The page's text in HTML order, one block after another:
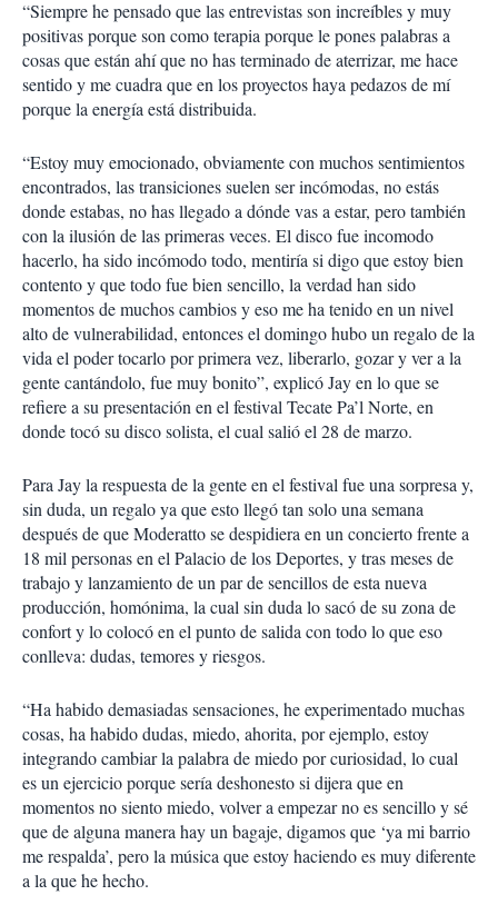
“Siempre he pensado que las entrevistas son increíbles y muy
positivas porque son como terapia porque le pones palabras a
cosas que están ahí que no has terminado de aterrizar, me hace
sentido y me cuadra que en los proyectos haya pedazos de mí
porque la energía está distribuida.
“Estoy muy emocionado, obviamente con muchos sentimientos
encontrados, las transiciones suelen ser incómodas, no estás
donde estabas, no has llegado a dónde vas a estar, pero también
con la ilusión de las primeras veces. El disco fue incomodo
hacerlo, ha sido incómodo todo, mentiría si digo que estoy bien
contento y que todo fue bien sencillo, la verdad han sido
momentos de muchos cambios y eso me ha tenido en un nivel
alto de vulnerabilidad, entonces el domingo hubo un regalo de la
vida el poder tocarlo por primera vez, liberarlo, gozar y ver a la
gente cantándolo, fue muy bonito”, explicó Jay en lo que se
refiere a su presentación en el festival Tecate Pa’l Norte, en
donde tocó su disco solista, el cual salió el 28 de marzo.
Para Jay la respuesta de la gente en el festival fue una sorpresa y,
sin duda, un regalo ya que esto llegó tan solo una semana
después de que Moderatto se despidiera en un concierto frente a
18 mil personas en el Palacio de los Deportes, y tras meses de
trabajo y lanzamiento de un par de sencillos de esta nueva
producción, homónima, la cual sin duda lo sacó de su zona de
confort y lo colocó en el punto de salida con todo lo que eso
conlleva: dudas, temores y riesgos.
“Ha habido demasiadas sensaciones, he experimentado muchas
cosas, ha habido dudas, miedo, ahorita, por ejemplo, estoy
integrando cambiar la palabra de miedo por curiosidad, lo cual
es un ejercicio porque sería deshonesto si dijera que en
momentos no siento miedo, volver a empezar no es sencillo y sé
que de alguna manera hay un bagaje, digamos que ‘ya mi barrio
me respalda’, pero la música que estoy haciendo es muy diferente
a la que he hecho.